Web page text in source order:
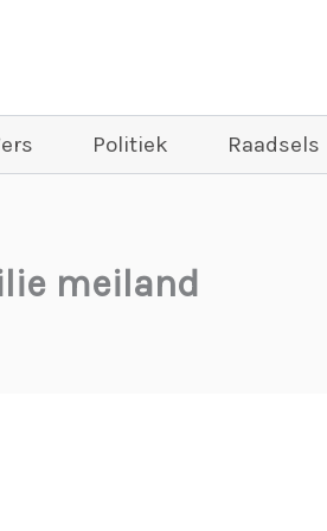
Politiek Raadsels
meiland